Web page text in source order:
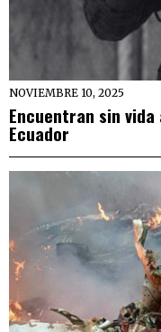
NOVIEMBRE 10, 2025
Encuentran sin
Ecuador